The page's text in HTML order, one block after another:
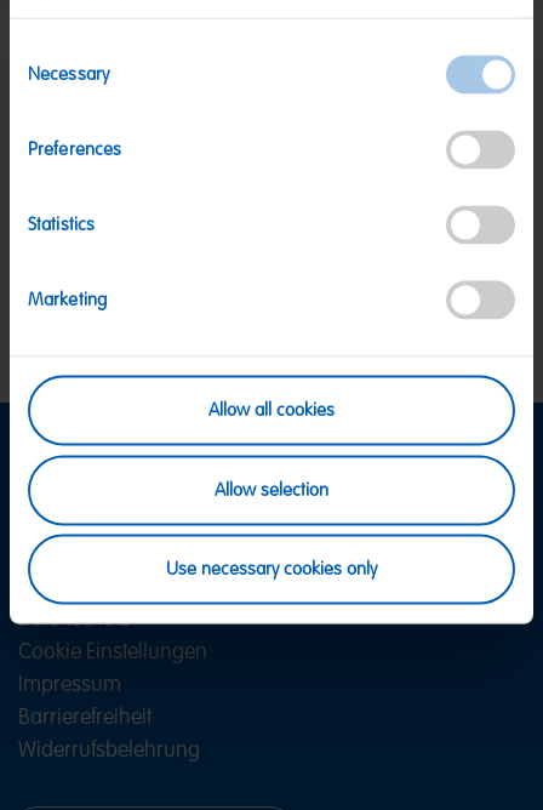
Selection
Necessary
Preferences
Statistics
Marketing
Allow all cookies
Allow selection
Use necessary cookies only
PayPal, Klarna Sofortüberweisung, Klarna
+49
Informationen
Versand & Zahlung
FAQ
AGB
Datenschutz
Cookie Einstellungen
Impressum
Barrierefreiheit
Widerrufsbelehrung